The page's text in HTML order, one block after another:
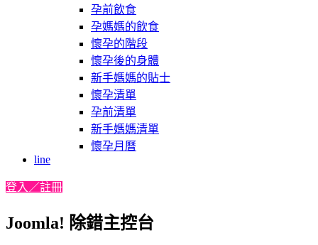
孕前飲食
孕媽媽的飲食
懷孕的階段
懷孕後的身體
新手媽媽的貼士
懷孕清單
孕前清單
新手媽媽清單
懷孕月曆
line
登入／註冊
Joomla! 除錯主控台